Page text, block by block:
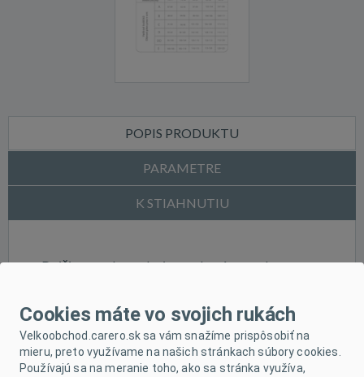
POPIS PRODUKTU
PARAMETRE
K STIAHNUTIU
Dojčiace podprsenka je vyrobená z vysoko
matky v čase dojčenia. Veľkosť 75A.
Cookies máte vo svojich rukách
Velkoobchod.carero.sk sa vám snažíme prispôsobiť na
mieru, preto využívame na našich stránkach súbory cookies.
Používajú sa na meranie toho, ako sa stránka využíva,